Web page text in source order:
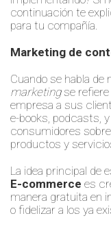
continuación te
para tu compañía.
Marketing de
Cuando se habla
marketingse refiere
empresa a sus
e-books, podcasts,
consumidores
productos y
La idea principal de
E-commerce es
manera gratuita en
o fidelizar a los ya
plan
accionable
afrontar
retos
alcanzar
objetivos.